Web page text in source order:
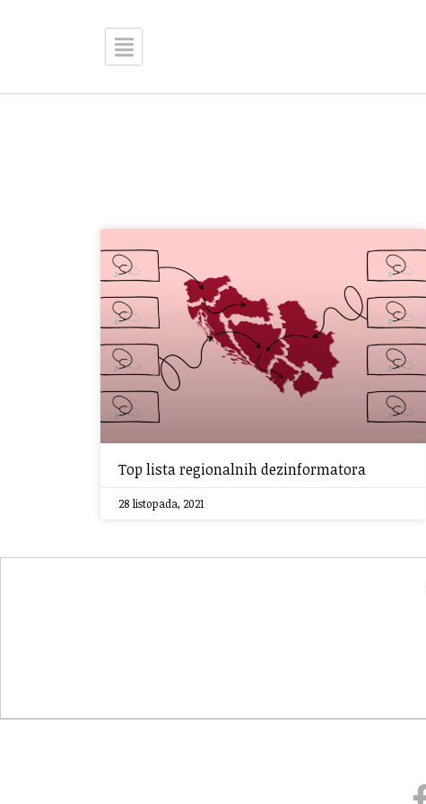
Top lista regionalnih dezinformatora
28 listopada, 2021